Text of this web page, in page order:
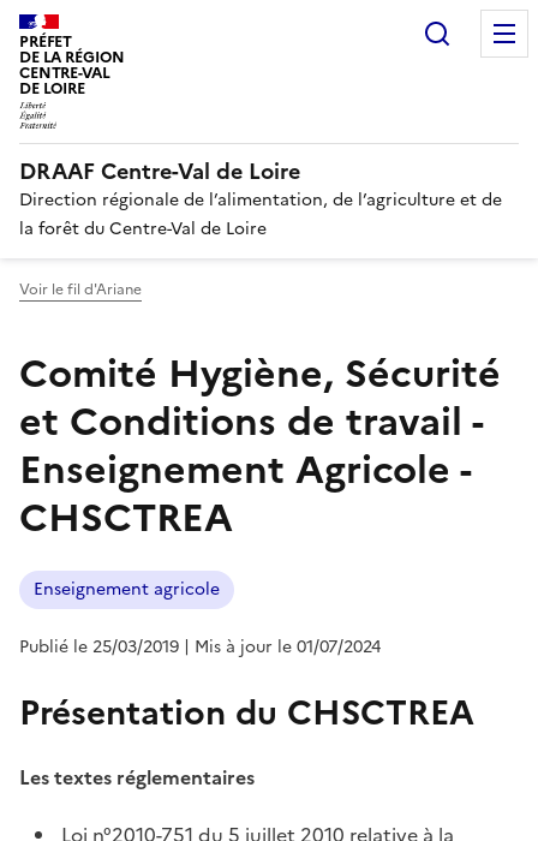
PRÉFET
DE LA RÉGION
CENTRE-VAL
DE LOIRE
DRAAF Centre-Val de Loire
Direction régionale de l’alimentation, de l’agriculture et de
la forêt du Centre-Val de Loire
Voir le fil d'Ariane
Comité Hygiène, Sécurité
et Conditions de travail -
Enseignement Agricole -
CHSCTREA
Enseignement agricole
Publié le 25/03/2019 | Mis à jour le 01/07/2024
Présentation du CHSCTREA
Les textes réglementaires
Loi n°2010-751 du 5 juillet 2010 relative à la